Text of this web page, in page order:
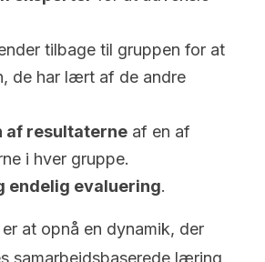
tilbage til gruppen for at
de har lært af de andre
af resultaterne af en af
i hver gruppe.
endelig evaluering.
at opnå en dynamik, der
samarbejdsbaserede læring,